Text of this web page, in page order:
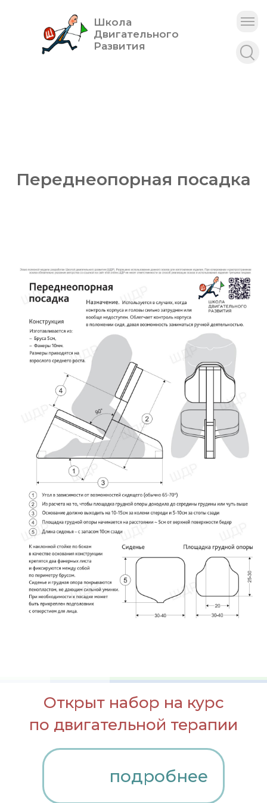
Школа
Двигательного
Развития
Переднеопорная посадка
Открыт набор на курс
по двигательной терапии
подробнее